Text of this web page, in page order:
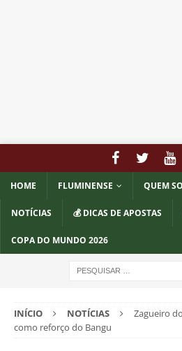
HOME FLUMINENSE QUEM
NOTÍCIAS 💰 DICAS DE APOSTAS
COPA DO MUNDO 2026
INÍCIO NOTÍCIAS
Zagueiro
como reforço do Bangu